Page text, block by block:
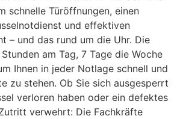
schnelle Türöffnungen, einen
und effektiven
– und das rund um die Uhr. Die
am Tag, 7 Tage die Woche
Ihnen in jeder Notlage schnell und
zu stehen. Ob Sie sich ausgesperrt
verloren haben oder ein defektes
verwehrt: Die Fachkräfte